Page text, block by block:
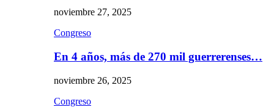
noviembre 27, 2025
Congreso
En 4 años, más de 270 mil guerrerenses…
noviembre 26, 2025
Congreso